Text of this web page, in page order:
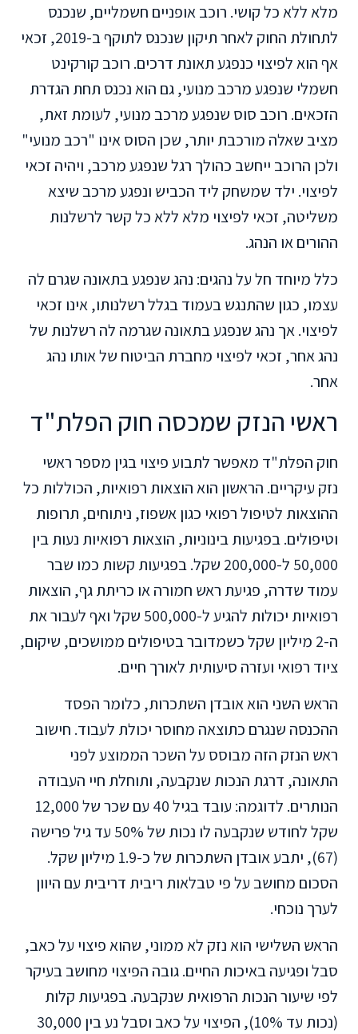
מלא ללא כל קושי. רוכב אופניים חשמליים, שנכנס
לתחולת החוק לאחר תיקון שנכנס לתוקף ב-2019, זכאי
אף הוא לפיצוי כנפגע תאונת דרכים. רוכב קורקינט
חשמלי שנפגע מרכב מנועי, גם הוא נכנס תחת הגדרת
הזכאים. רוכב סוס שנפגע מרכב מנועי, לעומת זאת,
מציב שאלה מורכבת יותר, שכן הסוס אינו "רכב מנועי"
ולכן הרוכב ייחשב כהולך רגל שנפגע מרכב, ויהיה זכאי
לפיצוי. ילד שמשחק ליד הכביש ונפגע מרכב שיצא
משליטה, זכאי לפיצוי מלא ללא כל קשר לרשלנות
ההורים או הנהג.
כלל מיוחד חל על נהגים: נהג שנפגע בתאונה שגרם לה
עצמו, כגון שהתנגש בעמוד בגלל רשלנותו, אינו זכאי
לפיצוי. אך נהג שנפגע בתאונה שגרמה לה רשלנות של
נהג אחר, זכאי לפיצוי מחברת הביטוח של אותו נהג
אחר.
ראשי הנזק שמכסה חוק הפלת"ד
חוק הפלת"ד מאפשר לתבוע פיצוי בגין מספר ראשי
נזק עיקריים. הראשון הוא הוצאות רפואיות, הכוללות כל
ההוצאות לטיפול רפואי כגון אשפוז, ניתוחים, תרופות
וטיפולים. בפגיעות בינוניות, הוצאות רפואיות נעות בין
50,000 ל-200,000 שקל. בפגיעות קשות כמו שבר
עמוד שדרה, פגיעת ראש חמורה או כריתת גף, הוצאות
רפואיות יכולות להגיע ל-500,000 שקל ואף לעבור את
ה-2 מיליון שקל כשמדובר בטיפולים ממושכים, שיקום,
ציוד רפואי ועזרה סיעותית לאורך חיים.
הראש השני הוא אובדן השתכרות, כלומר הפסד
ההכנסה שנגרם כתוצאה מחוסר יכולת לעבוד. חישוב
ראש הנזק הזה מבוסס על השכר הממוצע לפני
התאונה, דרגת הנכות שנקבעה, ותוחלת חיי העבודה
הנותרים. לדוגמה: עובד בגיל 40 עם שכר של 12,000
שקל לחודש שנקבעה לו נכות של 50% עד גיל פרישה
(67), יתבע אובדן השתכרות של כ-1.9 מיליון שקל.
הסכום מחושב על פי טבלאות ריבית דריבית עם היוון
לערך נוכחי.
הראש השלישי הוא נזק לא ממוני, שהוא פיצוי על כאב,
סבל ופגיעה באיכות החיים. גובה הפיצוי מחושב בעיקר
לפי שיעור הנכות הרפואית שנקבעה. בפגיעות קלות
(נכות עד 10%), הפיצוי על כאב וסבל נע בין 30,000